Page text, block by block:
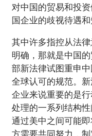
对中国的贸易和投
国企业的歧视待遇和
其中许多指控从法
明确，那就是中国
部新法律试图重申
全球认可的规范。
企业来说重要的是
处理的一系列结构
通过美中之间可能